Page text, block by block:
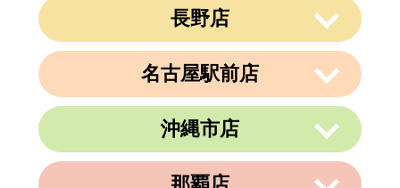
午前10時～午後19時
なし
025-288-5593
営業時間 午前9時～午後6時
不定休
〒362-0015
埼玉県上尾市緑丘3-3-11-2 PAPA上尾シ
午前10時～午後19時
火曜、金曜(祝日は営業)
長野店
〒380-0823
長野県長野市南千歳1-10-5 第一荒井ビ
026-217-6162
午前10時～午後19時
名古屋駅前店
住所
〒450-0002
愛知県名古屋市中村区名駅3丁目9番14
沖縄市店
〒904-0034